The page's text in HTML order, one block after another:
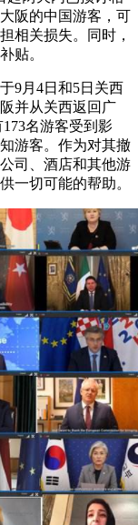
阪的中国游客，可
相关损失。同时，
贴。
9月4日和5日关西
并从关西返回广
名游客受到影
游客。作为对其撤
司、酒店和其他游
一切可能的帮助。